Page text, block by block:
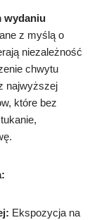
wydaniu
z myślą o
niezależność
chwytu
najwyższej
które bez
Ekspozycja na